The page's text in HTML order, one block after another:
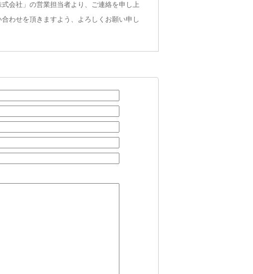
会社」の営業担当者より、ご連絡を申し上
わせを頂きますよう、よろしくお願い申し